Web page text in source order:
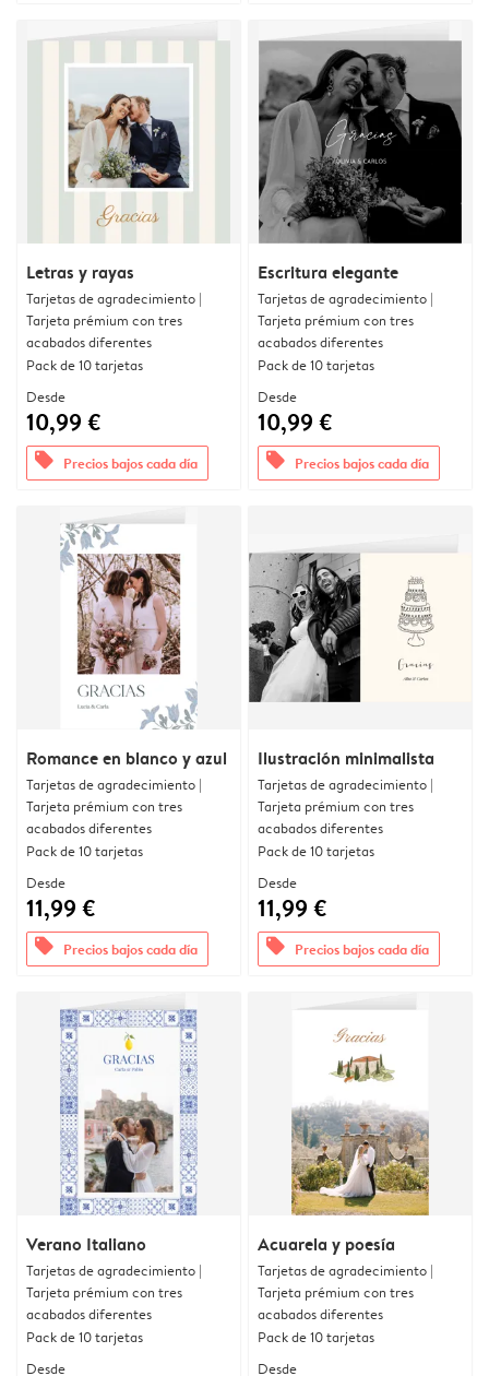
Letras y rayas
Tarjetas de agradecimiento |
Tarjeta prémium con tres
acabados diferentes
Pack de 10 tarjetas
Desde
10,99 €
offers Precios bajos cada día
Escritura elegante
Tarjetas de agradecimiento |
Tarjeta prémium con tres
acabados diferentes
Pack de 10 tarjetas
Desde
10,99 €
offers Precios bajos cada día
Romance en blanco y azul
Tarjetas de agradecimiento |
Tarjeta prémium con tres
acabados diferentes
Pack de 10 tarjetas
Desde
11,99 €
offers Precios bajos cada día
Ilustración minimalista
Tarjetas de agradecimiento |
Tarjeta prémium con tres
acabados diferentes
Pack de 10 tarjetas
Desde
11,99 €
offers Precios bajos cada día
Verano Italiano
Tarjetas de agradecimiento |
Tarjeta prémium con tres
acabados diferentes
Pack de 10 tarjetas
Desde
Acuarela y poesía
Tarjetas de agradecimiento |
Tarjeta prémium con tres
acabados diferentes
Pack de 10 tarjetas
Desde